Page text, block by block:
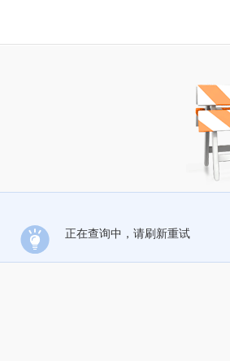
正在查询中，请刷新重试